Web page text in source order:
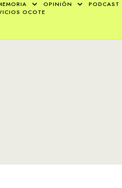
OPINIÓN
PODCAST
OCOTE